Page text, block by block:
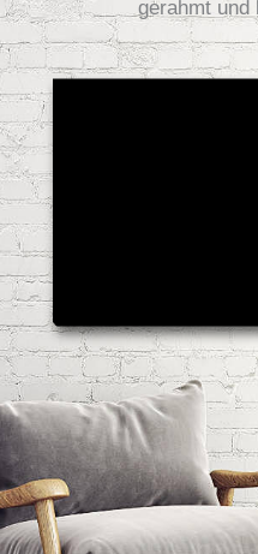
gerahmt und